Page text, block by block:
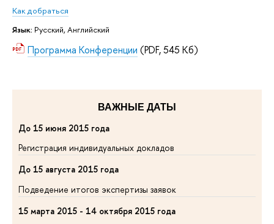
Как добраться
Язык: Русский, Английский
Программа Конференции (PDF, 545 Кб)
ВАЖНЫЕ ДАТЫ
До 15 июня 2015 года
Регистрация индивидуальных докладов
До 15 августа 2015 года
Подведение итогов экспертизы заявок
15 марта 2015 - 14 октября 2015 года